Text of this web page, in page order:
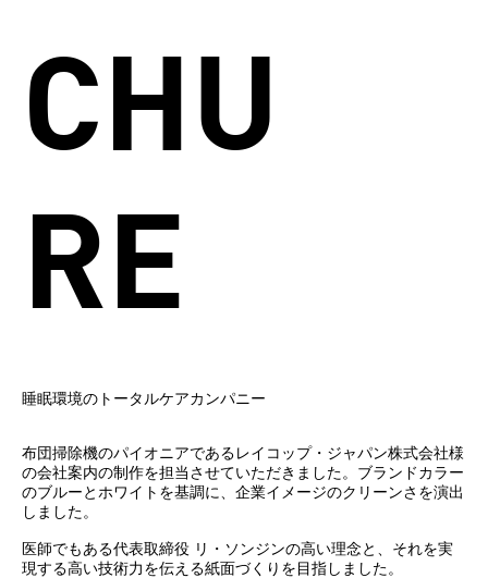
CHU
RE
睡眠環境のトータルケアカンパニー
布団掃除機のパイオニアであるレイコップ・ジャパン株式会社様
の会社案内の制作を担当させていただきました。ブランドカラー
のブルーとホワイトを基調に、企業イメージのクリーンさを演出
しました。
医師でもある代表取締役 リ・ソンジンの高い理念と、それを実
現する高い技術力を伝える紙面づくりを目指しました。